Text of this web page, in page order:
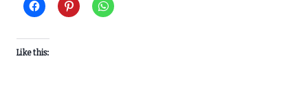
Like this: